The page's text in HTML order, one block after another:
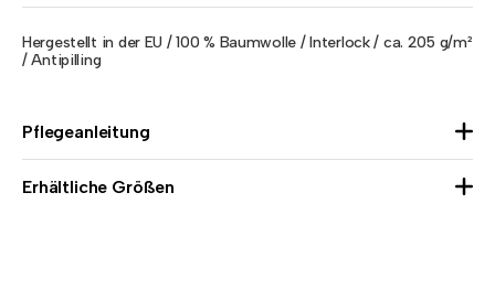
Hergestellt in der EU / 100 % Baumwolle / Interlock / ca. 205 g/m²
/ Antipilling
Pflegeanleitung
Erhältliche Größen